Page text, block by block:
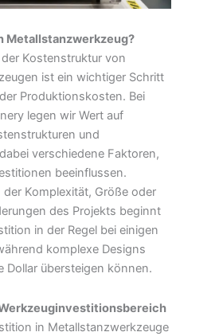
Metallstanzwerkzeug?
Kostenstruktur von
ist ein wichtiger Schritt
Produktionskosten. Bei
legen wir Wert auf
und
verschiedene Faktoren,
beeinflussen.
Komplexität, Größe oder
des Projekts beginnt
in der Regel bei einigen
komplexe Designs
Dollar übersteigen können.
in Metallstanzwerkzeuge